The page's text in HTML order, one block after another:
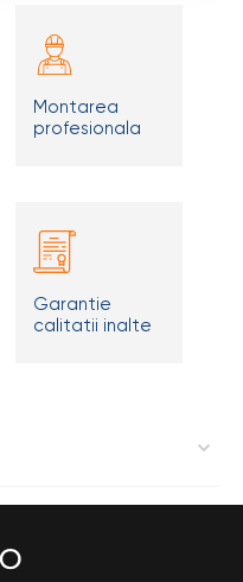
Montarea
profesionala
Garantie
calitatii inalte